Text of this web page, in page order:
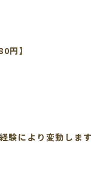
円】
験により変動します